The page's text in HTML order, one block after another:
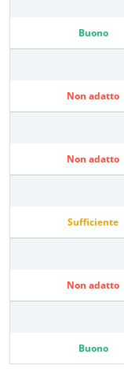
Buono
Non adatto
Non adatto
Sufficiente
Non adatto
Buono